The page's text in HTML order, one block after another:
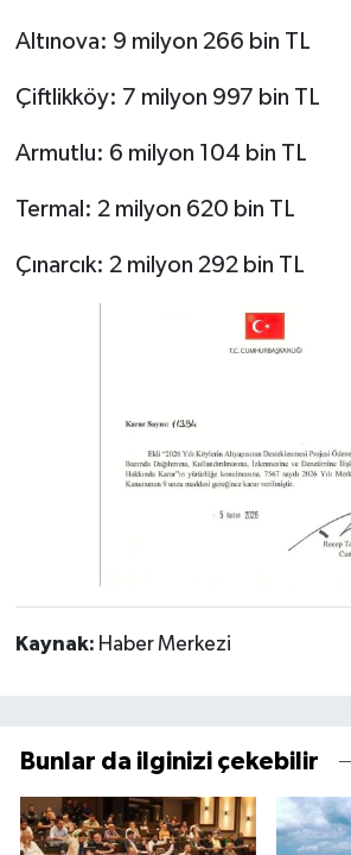
Altınova: 9 milyon 266 bin TL
Çiftlikköy: 7 milyon 997 bin TL
Armutlu: 6 milyon 104 bin TL
Termal: 2 milyon 620 bin TL
Çınarcık: 2 milyon 292 bin TL
Kaynak: Haber Merkezi
Bunlar da ilginizi çekebilir